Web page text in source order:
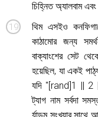
চিহ্নিত অ্যালবাম
থিম এসইও
কাঠামোর জন্য
বাক্যাংশের সেট
হয়েছিল, যা একই
যদি "[rand]1 || 2
ট্যাগ নাম সর্বদা